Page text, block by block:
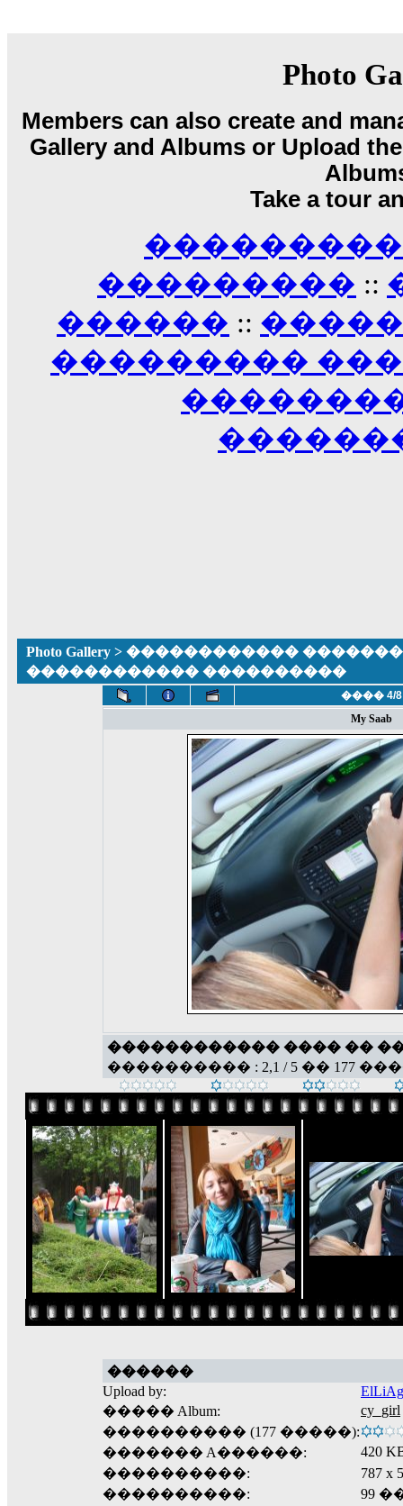
�������������� ��������!
������ �� �����.. "������" ���
echo :��������� ����, ���������
����� ��������� ��
������! ��� ������ �� �����...
������� ���� ���� ������;
Photo
Members can also create and
Gallery and Albums or Upload
Take a tour
���������
��������� ::
������ ::
���������
Photo Gallery > ������������ ��������
������������ ����������
���� 4/8
My Saab
������������ ���� ��
���������� : 2,1 / 5 �� 177
������
Upload by:
����� Album:
cy_girl
���������� (177 �����):
������� A������:
420
����������:
787
����������:
99